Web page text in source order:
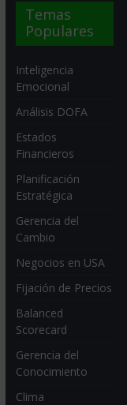
Temas
Populares
Inteligencia
Emocional
Análisis DOFA
Estados
Financieros
Planificación
Estratégica
Gerencia del
Cambio
Negocios en USA
Fijación de Precios
Balanced
Scorecard
Gerencia del
Conocimiento
Clima